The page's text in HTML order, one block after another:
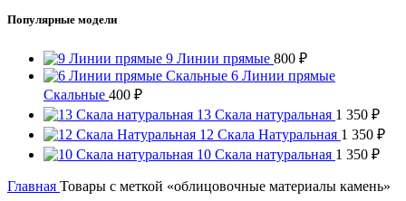
Популярные модели
9 Линии прямые 800 ₽
6 Линии прямые
Скальные 400 ₽
13 Скала натуральная 1 350 ₽
12 Скала Натуральная 1 350 ₽
10 Скала натуральная 1 350 ₽
Главная Товары с меткой «облицовочные материалы камень»